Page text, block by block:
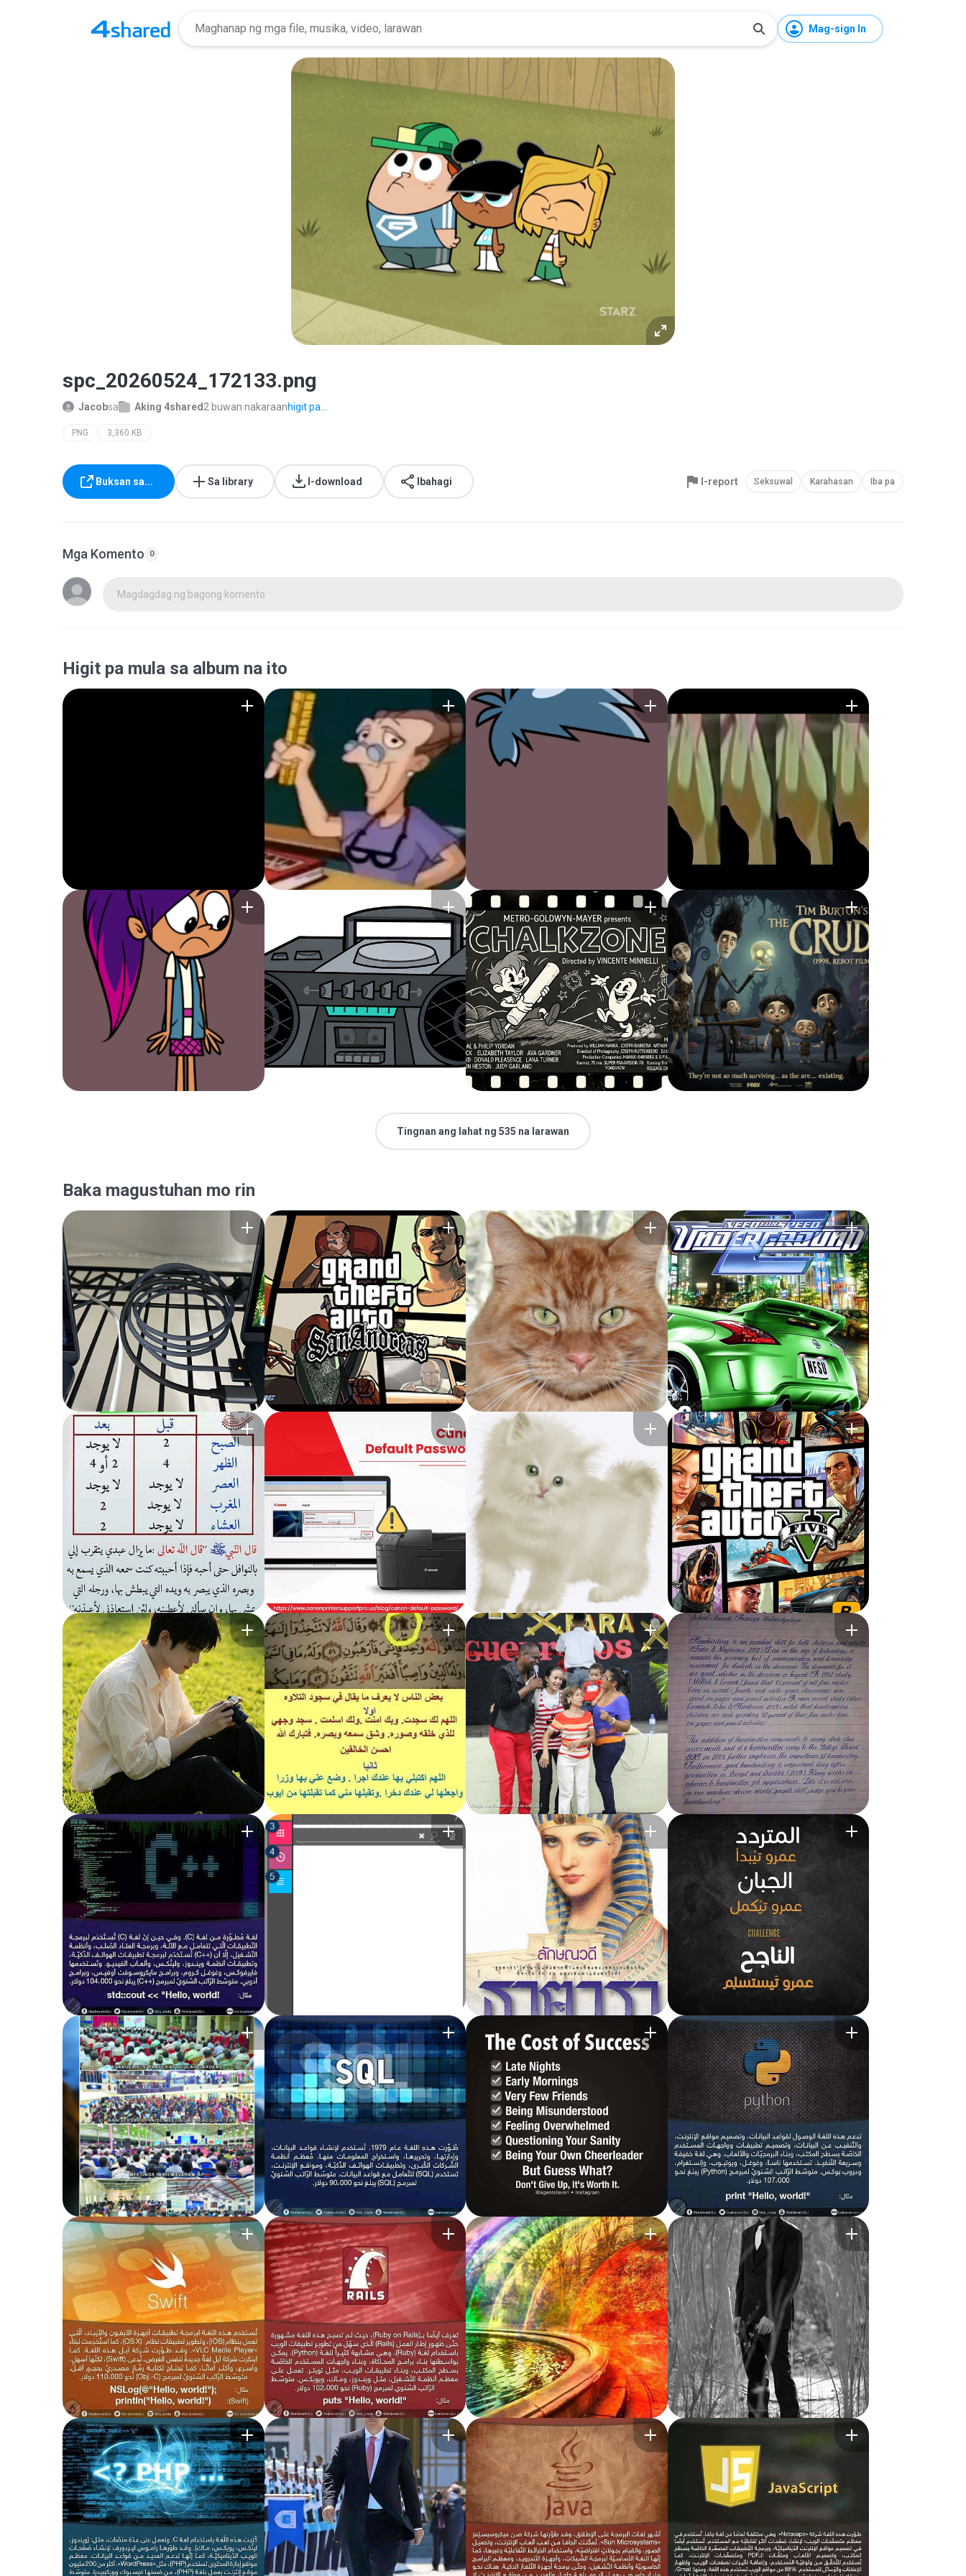
Mag-sign In
spc_20260524_172133.png
Jacobsa Aking 4shared 2 buwan nakaraanhigit pa...
PNG 3,360 KB
Buksan sa... Sa library I-download Ibahagi I-report Seksuwal Karahasan Iba pa
Mga Komento 0
Magdagdag ng bagong komento
Higit pa mula sa album na ito
Tingnan ang lahat ng 535 na larawan
Baka magustuhan mo rin